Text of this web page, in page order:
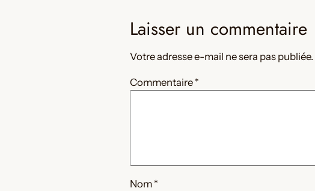
Laisser un commentaire
Votre adresse e-mail ne sera pas publiée.
Commentaire *
Nom *